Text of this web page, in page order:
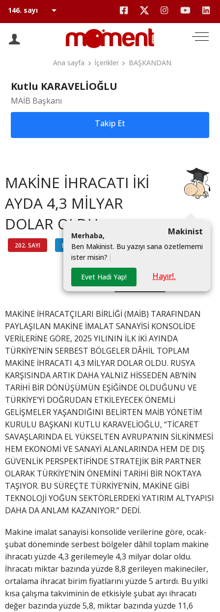
Ana sayfa İçerikler BAŞKANDAN
Kutlu KARAVELİOĞLU
MAİB Başkanı
Takip Et
MAKİNE İHRACATI İKİ
AYDA 4,3 MİLYAR
DOLAR OLDU
202. SAYI BAŞKANDAN #MAKINE
#DIŞ TICARET
Makinist
Merhaba,
Ben Makinist. Bu yazıyı sana özetlememi
ister misin? |
Evet Hadi Yap! Hayır!.
MAKİNE İHRACATÇILARI BİRLİĞİ (MAİB) TARAFINDAN
PAYLAŞILAN MAKİNE İMALAT SANAYİSİ KONSOLİDE
VERİLERİNE GÖRE, 2025 YILININ İLK İKİ AYINDA
TÜRKİYE’NİN SERBEST BÖLGELER DÂHİL TOPLAM
MAKİNE İHRACATI 4,3 MİLYAR DOLAR OLDU. RUSYA
KARŞISINDA ARTIK DAHA YALNIZ HİSSEDEN AB’NİN
TARİHİ BİR DÖNÜŞÜMÜN EŞİĞİNDE OLDUĞUNU VE
TÜRKİYE’Yİ DOĞRUDAN ETKİLEYECEK ÖNEMLİ
GELİŞMELER YAŞANDIĞINI BELİRTEN MAİB YÖNETİM
KURULU BAŞKANI KUTLU KARAVELİOĞLU, “TİCARET
SAVAŞLARINDA EL YÜKSELTEN AVRUPA’NIN SİLKİNMESİ
HEM EKONOMİ VE SANAYİ ALANLARINDA HEM DE DIŞ
GÜVENLİK PERSPEKTİFİNDE STRATEJİK BİR PARTNER
OLARAK TÜRKİYE’NİN ÖNEMİNİ TARİHİ BİR NOKTAYA
TAŞIYOR. BU SÜREÇTE TÜRKİYE’NİN, MAKİNE GİBİ
TEKNOLOJİ YOĞUN SEKTÖRLERDEKİ YATIRIM ALTYAPISI
DAHA DA ANLAM KAZANIYOR.” DEDİ.
Makine imalat sanayisi konsolide verilerine göre, ocak-
şubat döneminde serbest bölgeler dâhil toplam makine
ihracatı yüzde 4,3 gerilemeyle 4,3 milyar dolar oldu.
İhracatı miktar bazında yüzde 8,8 gerileyen makineciler,
ortalama ihracat birim fiyatlarını yüzde 5 artırdı. Bu yılki
kısa çalışma takviminin de etkisiyle şubat ayı ihracatı
değer bazında yüzde 5,8, miktar bazında yüzde 11,6